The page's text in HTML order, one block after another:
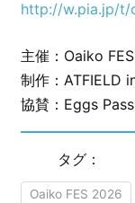
http://w.pia.jp/t/
主催：Oaiko
制作：ATFIELD
協賛：Eggs
タグ：
Oaiko FES 2026